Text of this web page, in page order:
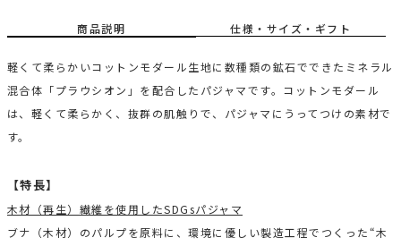
商品説明 仕様・サイズ・ギフト
軽くて柔らかいコットンモダール生地に数種類の鉱石でできたミネラル
混合体「プラウシオン」を配合したパジャマです。コットンモダール
は、軽くて柔らかく、抜群の肌触りで、パジャマにうってつけの素材で
す。
【特長】
木材（再生）繊維を使用したSDGsパジャマ
ブナ（木材）のパルプを原料に、環境に優しい製造工程でつくった“木